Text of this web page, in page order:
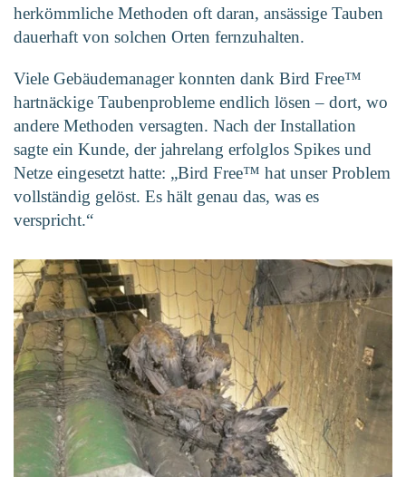
herkömmliche Methoden oft daran, ansässige Tauben
dauerhaft von solchen Orten fernzuhalten.
Viele Gebäudemanager konnten dank Bird Free™
hartnäckige Taubenprobleme endlich lösen – dort, wo
andere Methoden versagten. Nach der Installation
sagte ein Kunde, der jahrelang erfolglos Spikes und
Netze eingesetzt hatte: „Bird Free™ hat unser Problem
vollständig gelöst. Es hält genau das, was es
verspricht.“
Vergrößern